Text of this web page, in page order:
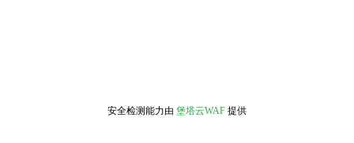
安全检测能力由 堡塔云WAF 提供